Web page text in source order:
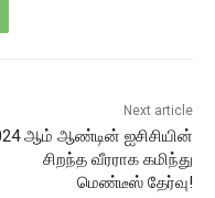
Next article
ஆம் ஆண்டின் ஐசிசியின்
சிறந்த வீரராக கமிந்து
மெண்டீஸ் தேர்வு!